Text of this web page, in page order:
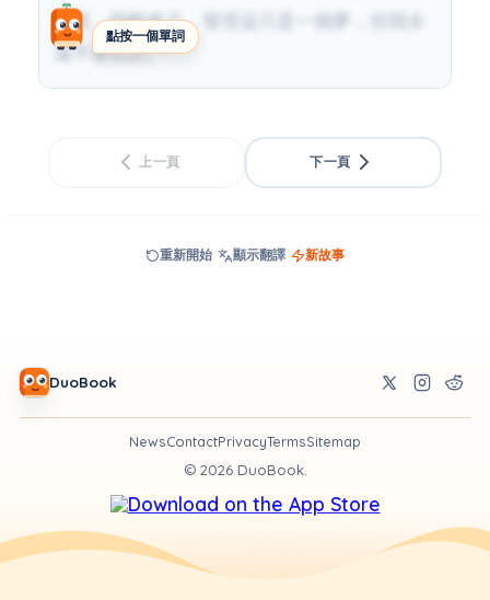
點按一個單詞
最後，我醒來了，發現這只是一個夢，但我永
遠不會忘記。
上一頁 下一頁
重新開始 顯示翻譯 新故事
DuoBook
NewsContactPrivacyTermsSitemap
© 2026DuoBook.